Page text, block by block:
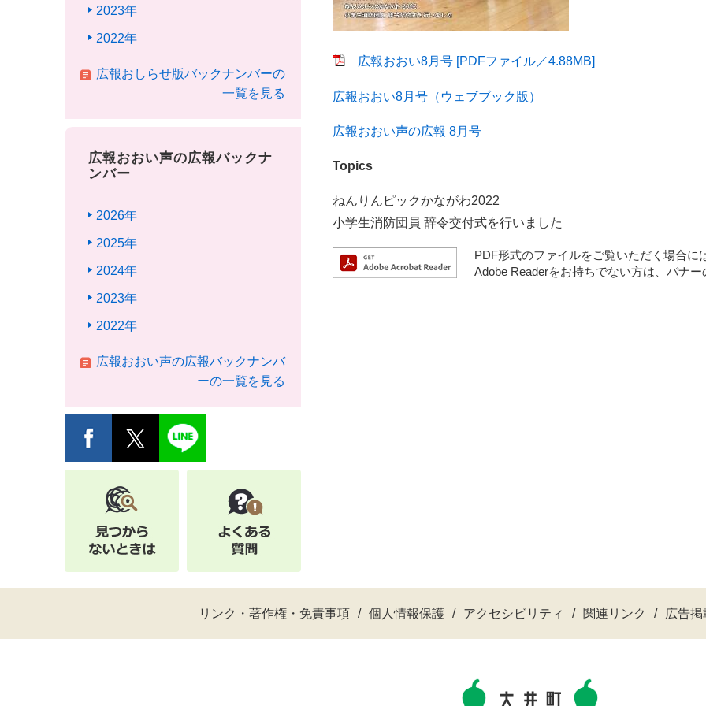
2023年
2022年
広報おしらせ版バックナンバーの
一覧を見る
広報おおい声の広報バックナ
ンバー
2026年
2025年
2024年
2023年
2022年
広報おおい声の広報バックナンバ
ーの一覧を見る
広報おおい8月号 [PDFファイル／4.88MB]
広報おおい8月号（ウェブブック版）
広報おおい声の広報 8月号
Topics
ねんりんピックかながわ2022
小学生消防団員 辞令交付式を行いました
PDF形式のファイルをご覧いただく場合に
Adobe Readerをお持ちでない方は、バナ
リンク・著作権・免責事項 個人情報保護 アクセシビリティ 関連リンク 広告